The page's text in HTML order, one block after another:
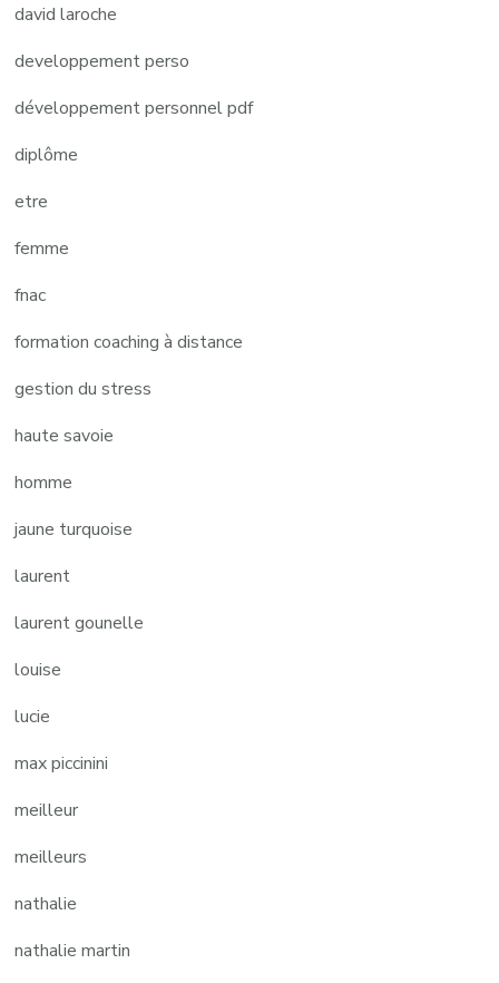
david laroche
developpement perso
développement personnel pdf
diplôme
etre
femme
fnac
formation coaching à distance
gestion du stress
haute savoie
homme
jaune turquoise
laurent
laurent gounelle
louise
lucie
max piccinini
meilleur
meilleurs
nathalie
nathalie martin